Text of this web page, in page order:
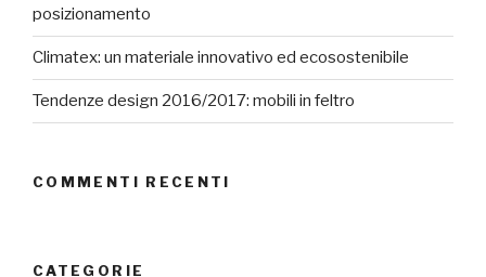
posizionamento
Climatex: un materiale innovativo ed ecosostenibile
Tendenze design 2016/2017: mobili in feltro
COMMENTI RECENTI
CATEGORIE